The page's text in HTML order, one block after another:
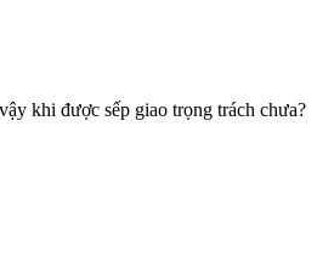
khi được sếp giao trọng trách chưa?